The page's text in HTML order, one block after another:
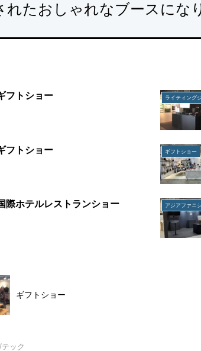
れたおしゃれなブースにな
フトショー
フトショー ギフトショー
際ホテルレストランショー
ギフトショー
ック